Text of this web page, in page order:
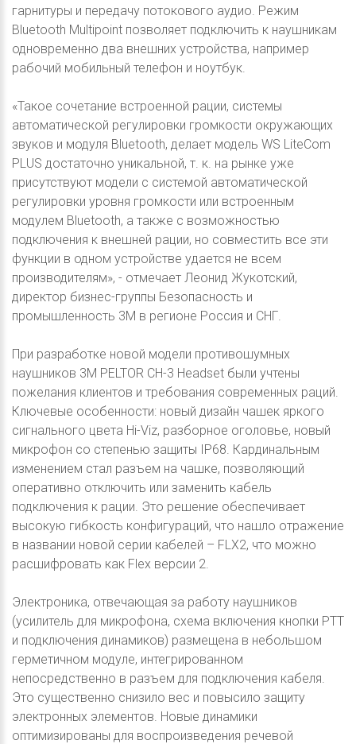
гарнитуры и передачу потокового аудио. Режим
Bluetooth Multipoint позволяет подключить к наушникам
одновременно два внешних устройства, например
рабочий мобильный телефон и ноутбук.
«Такое сочетание встроенной рации, системы
автоматической регулировки громкости окружающих
звуков и модуля Bluetooth, делает модель WS LiteCom
PLUS достаточно уникальной, т. к. на рынке уже
присутствуют модели с системой автоматической
регулировки уровня громкости или встроенным
модулем Bluetooth, а также с возможностью
подключения к внешней рации, но совместить все эти
функции в одном устройстве удается не всем
производителям», - отмечает Леонид Жукотский,
директор бизнес-группы Безопасность и
промышленность 3М в регионе Россия и СНГ.
При разработке новой модели противошумных
наушников 3M PELTOR CH-3 Headset были учтены
пожелания клиентов и требования современных раций.
Ключевые особенности: новый дизайн чашек яркого
сигнального цвета Hi-Viz, разборное оголовье, новый
микрофон со степенью защиты IP68. Кардинальным
изменением стал разъем на чашке, позволяющий
оперативно отключить или заменить кабель
подключения к рации. Это решение обеспечивает
высокую гибкость конфигураций, что нашло отражение
в названии новой серии кабелей – FLX2, что можно
расшифровать как Flex версии 2.
Электроника, отвечающая за работу наушников
(усилитель для микрофона, схема включения кнопки PTT
и подключения динамиков) размещена в небольшом
герметичном модуле, интегрированном
непосредственно в разъем для подключения кабеля.
Это существенно снизило вес и повысило защиту
электронных элементов. Новые динамики
оптимизированы для воспроизведения речевой